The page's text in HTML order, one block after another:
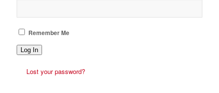
Remember Me
Log In
Lost your password?